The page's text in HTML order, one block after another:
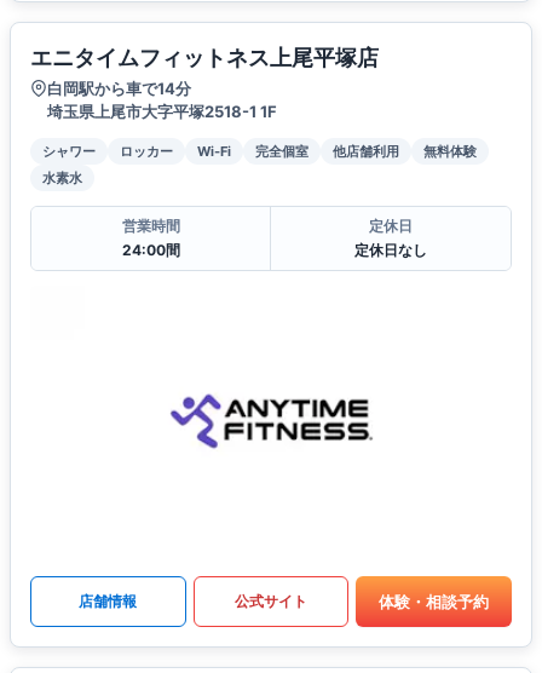
エニタイムフィットネス上尾平塚店
白岡駅から車で14分
埼玉県上尾市大字平塚2518-1 1F
シャワー ロッカー Wi-Fi 完全個室 他店舗利用
無料体験
水素水
営業時間
24:00間
定休日
定休日なし
店舗情報 公式サイト 体験・相談予約